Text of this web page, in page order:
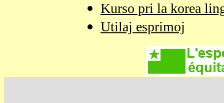
Kurso pri la korea
Utilaj esprimoj